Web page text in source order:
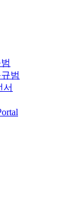
범
서